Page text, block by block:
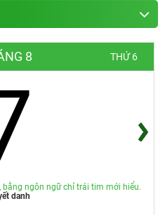
8 THỨ 6
bằng ngôn ngữ chỉ trái tim mới hiểu.
danh